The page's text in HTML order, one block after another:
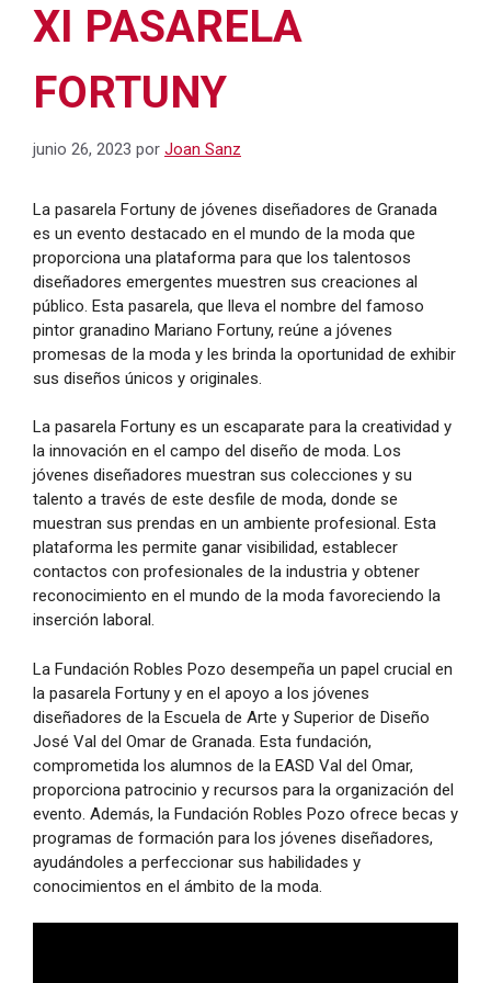
XI PASARELA
FORTUNY
junio 26, 2023 por Joan Sanz
La pasarela Fortuny de jóvenes diseñadores de Granada
es un evento destacado en el mundo de la moda que
proporciona una plataforma para que los talentosos
diseñadores emergentes muestren sus creaciones al
público. Esta pasarela, que lleva el nombre del famoso
pintor granadino Mariano Fortuny, reúne a jóvenes
promesas de la moda y les brinda la oportunidad de exhibir
sus diseños únicos y originales.
La pasarela Fortuny es un escaparate para la creatividad y
la innovación en el campo del diseño de moda. Los
jóvenes diseñadores muestran sus colecciones y su
talento a través de este desfile de moda, donde se
muestran sus prendas en un ambiente profesional. Esta
plataforma les permite ganar visibilidad, establecer
contactos con profesionales de la industria y obtener
reconocimiento en el mundo de la moda favoreciendo la
inserción laboral.
La Fundación Robles Pozo desempeña un papel crucial en
la pasarela Fortuny y en el apoyo a los jóvenes
diseñadores de la Escuela de Arte y Superior de Diseño
José Val del Omar de Granada. Esta fundación,
comprometida los alumnos de la EASD Val del Omar,
proporciona patrocinio y recursos para la organización del
evento. Además, la Fundación Robles Pozo ofrece becas y
programas de formación para los jóvenes diseñadores,
ayudándoles a perfeccionar sus habilidades y
conocimientos en el ámbito de la moda.